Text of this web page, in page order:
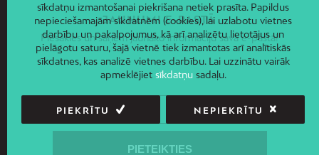
JAUNUMI E-PASTĀ
Piesakies un saņem jaunāko informāciju savā e-pastā!
sīkdatņu izmantošanai piekrišana netiek prasīta. Papildus
nepieciešamajām sīkdatnēm (cookies), lai uzlabotu vietnes
darbību un pakalpojumus, kā arī analizētu lietotājus un
pielāgotu saturu, šajā vietnē tiek izmantotas arī analītiskās
sīkdatnes, kas analizē vietnes darbību. Lai uzzinātu vairāk
apmeklējiet sīkdatņusadaļu.
PIEKRĪTU NEPIEKRĪTU